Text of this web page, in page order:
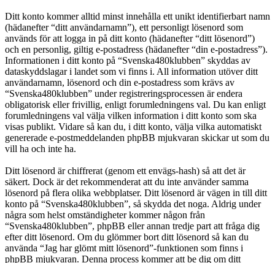
Ditt konto kommer alltid minst innehålla ett unikt identifierbart namn
(hädanefter “ditt användarnamn”), ett personligt lösenord som
används för att logga in på ditt konto (hädanefter “ditt lösenord”)
och en personlig, giltig e-postadress (hädanefter “din e-postadress”).
Informationen i ditt konto på “Svenska480klubben” skyddas av
dataskyddslagar i landet som vi finns i. All information utöver ditt
användarnamn, lösenord och din e-postadress som krävs av
“Svenska480klubben” under registreringsprocessen är endera
obligatorisk eller frivillig, enligt forumledningens val. Du kan enligt
forumledningens val välja vilken information i ditt konto som ska
visas publikt. Vidare så kan du, i ditt konto, välja vilka automatiskt
genererade e-postmeddelanden phpBB mjukvaran skickar ut som du
vill ha och inte ha.
Ditt lösenord är chiffrerat (genom ett envägs-hash) så att det är
säkert. Dock är det rekommenderat att du inte använder samma
lösenord på flera olika webbplatser. Ditt lösenord är vägen in till ditt
konto på “Svenska480klubben”, så skydda det noga. Aldrig under
några som helst omständigheter kommer någon från
“Svenska480klubben”, phpBB eller annan tredje part att fråga dig
efter ditt lösenord. Om du glömmer bort ditt lösenord så kan du
använda “Jag har glömt mitt lösenord”-funktionen som finns i
phpBB mjukvaran. Denna process kommer att be dig om ditt